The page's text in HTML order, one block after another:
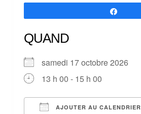
QUAND
samedi 17 octobre 2026
13 h 00 - 15 h 00
AJOUTER AU CALENDRIER